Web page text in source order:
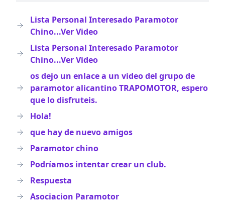
Lista Personal Interesado Paramotor
Chino...Ver Video
Lista Personal Interesado Paramotor
Chino...Ver Video
os dejo un enlace a un video del grupo de
paramotor alicantino TRAPOMOTOR, espero
que lo disfruteis.
Hola!
que hay de nuevo amigos
Paramotor chino
Podríamos intentar crear un club.
Respuesta
Asociacion Paramotor